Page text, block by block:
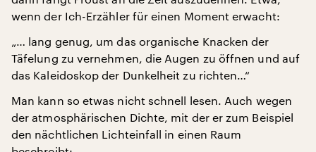
wenn der Ich-Erzähler für einen Moment erwacht:
„… lang genug, um das organische Knacken der
Täfelung zu vernehmen, die Augen zu öffnen und auf
das Kaleidoskop der Dunkelheit zu richten…“
Man kann so etwas nicht schnell lesen. Auch wegen
der atmosphärischen Dichte, mit der er zum Beispiel
den nächtlichen Lichteinfall in einen Raum